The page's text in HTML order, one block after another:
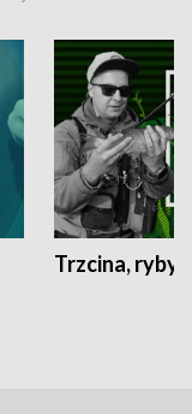
Trzcina, ryby